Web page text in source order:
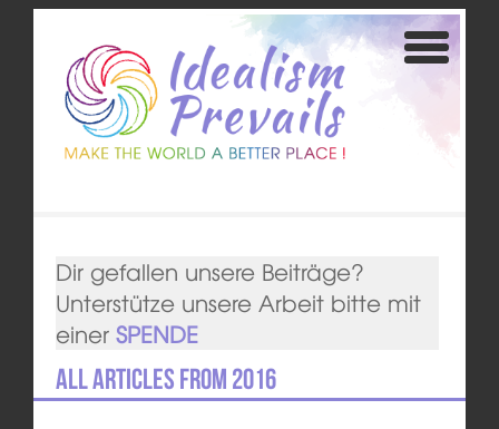
Dir gefallen unsere Beiträge?
Unterstütze unsere Arbeit bitte mit
einer SPENDE
All articles from 2016